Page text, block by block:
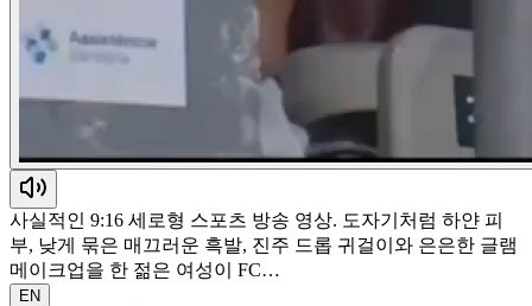
사실적인 9:16 세로형 스포츠 방송 영상. 도자기처럼 하얀 피
부, 낮게 묶은 매끄러운 흑발, 진주 드롭 귀걸이와 은은한 글램
메이크업을 한 젊은 여성이 FC…
EN